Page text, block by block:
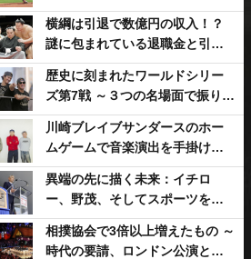
踏み出せない一歩
横綱は引退で数億円の収入！？
謎に包まれている退職金と引退
相撲興行
歴史に刻まれたワールドシリー
ズ第7戦 ～３つの名場面で振り返
る～
川崎ブレイブサンダースのホー
ムゲームで音楽演出を手掛ける
スチャダラパーが川崎新！アリ
ーナシティ・プロジェクトを語
る 「楽しみでしかないでしょ。
川崎は、ずっと成長曲線だか
ら」
異端の先に描く未来：イチロ
ー、野茂、そしてスポーツを支
える科学界の挑戦
相撲協会で3倍以上増えたもの ～
時代の要請、ロンドン公演と古